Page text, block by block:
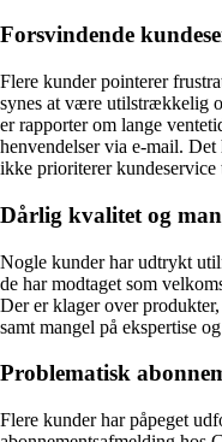
Forsvindende
Flere kunder pointerer
synes at være utilstrækkelig
er rapporter om lange
henvendelser via e-mail.
ikke prioriterer
Dårlig kvalitet og
Nogle kunder har udtrykt
de har modtaget som
Der er klager over
samt mangel på ekspertise
Problematisk
Flere kunder har påpeget